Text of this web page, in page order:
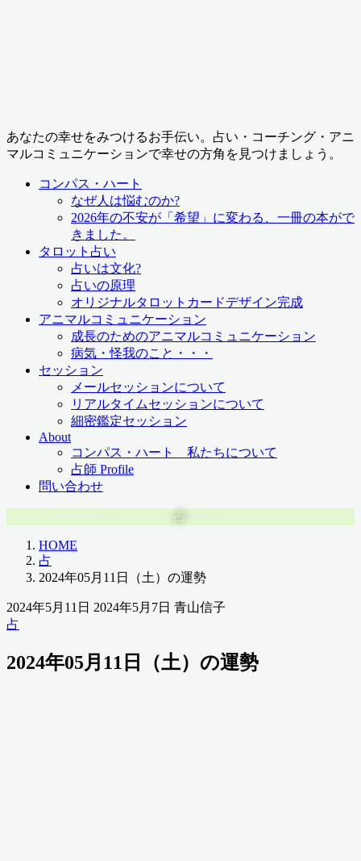
あなたの幸せをみつけるお手伝い。占い・コーチング・アニ
マルコミュニケーションで幸せの方角を見つけましょう。
コンパス・ハート
なぜ人は悩むのか?
2026年の不安が「希望」に変わる、一冊の本がで
きました。
タロット占い
占いは文化?
占いの原理
オリジナルタロットカードデザイン完成
アニマルコミュニケーション
成長のためのアニマルコミュニケーション
病気・怪我のこと・・・
セッション
メールセッションについて
リアルタイムセッションについて
細密鑑定セッション
About
コンパス・ハート 私たちについて
占師 Profile
問い合わせ
占
HOME
占
2024年05月11日（土）の運勢
2024年5月11日 2024年5月7日 青山信子
占
2024年05月11日（土）の運勢